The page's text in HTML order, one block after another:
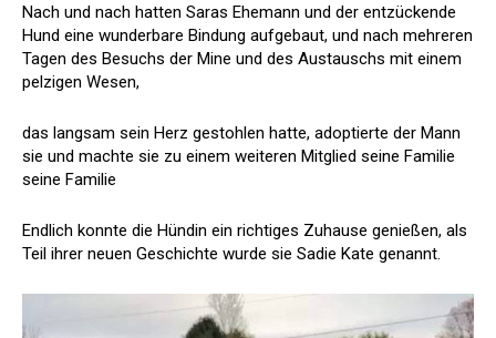
Nach und nach hatten Saras Ehemann und der entzückende
Hund eine wunderbare Bindung aufgebaut, und nach mehreren
Tagen des Besuchs der Mine und des Austauschs mit einem
pelzigen Wesen,
das langsam sein Herz gestohlen hatte, adoptierte der Mann
sie und machte sie zu einem weiteren Mitglied seine Familie
seine Familie
Endlich konnte die Hündin ein richtiges Zuhause genießen, als
Teil ihrer neuen Geschichte wurde sie Sadie Kate genannt.